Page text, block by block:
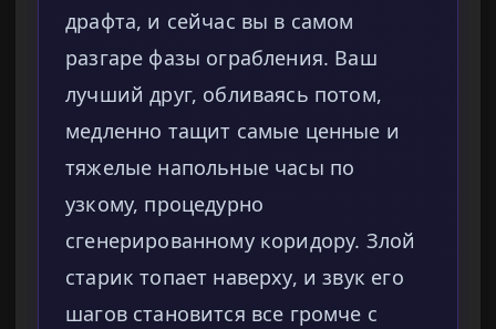
драфта, и сейчас вы в самом
разгаре фазы ограбления. Ваш
лучший друг, обливаясь потом,
медленно тащит самые ценные и
тяжелые напольные часы по
узкому, процедурно
сгенерированному коридору. Злой
старик топает наверху, и звук его
шагов становится все громче с